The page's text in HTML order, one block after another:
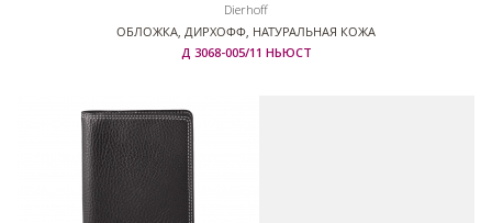
Dierhoff
ОБЛОЖКА, ДИРХОФФ, НАТУРАЛЬНАЯ КОЖА
Д 3068-005/11 НЬЮСТ